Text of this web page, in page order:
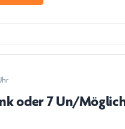
oder 7 Un/